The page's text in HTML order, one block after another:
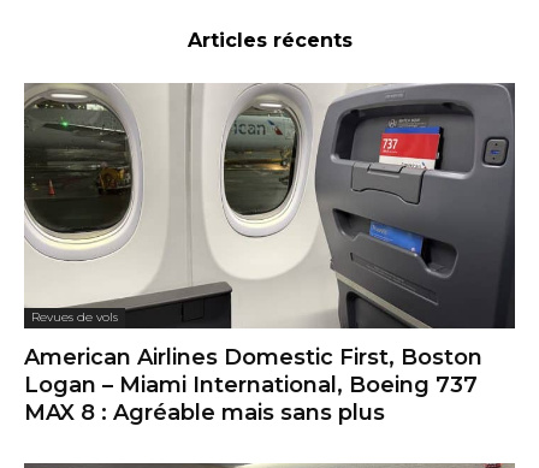
Articles récents
Revues de vols
American Airlines Domestic First, Boston
Logan – Miami International, Boeing 737
MAX 8 : Agréable mais sans plus